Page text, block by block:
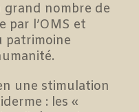
nombre de
par l’OMS et
patrimoine
une stimulation
: les «